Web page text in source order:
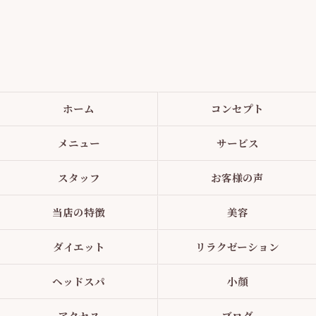
ホーム コンセプト
メニュー サービス
スタッフ お客様の声
当店の特徴 美容
ダイエット リラクゼーション
ヘッドスパ 小顔